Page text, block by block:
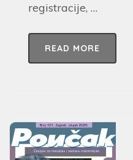
registracije, …
READ MORE